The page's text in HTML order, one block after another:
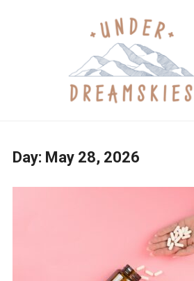
Day: May 28, 2026